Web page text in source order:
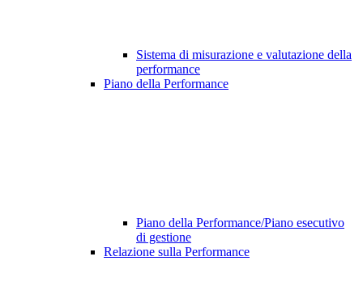
Sistema di misurazione e valutazione della
performance
Piano della Performance
Piano della Performance/Piano esecutivo
di gestione
Relazione sulla Performance